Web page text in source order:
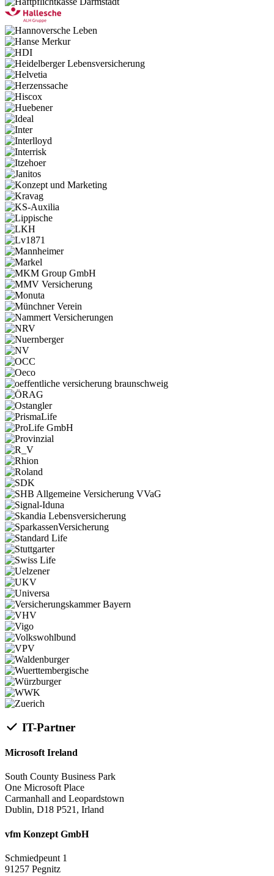
IT-Partner
Microsoft Ireland
South County Business Park
One Microsoft Place
Carmanhall and Leopardstown
Dublin, D18 P521, Irland
vfm Konzept GmbH
Schmiedpeunt 1
91257 Pegnitz